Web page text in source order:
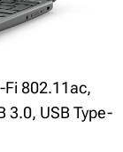
Fi 802.11ac,
USB Type-